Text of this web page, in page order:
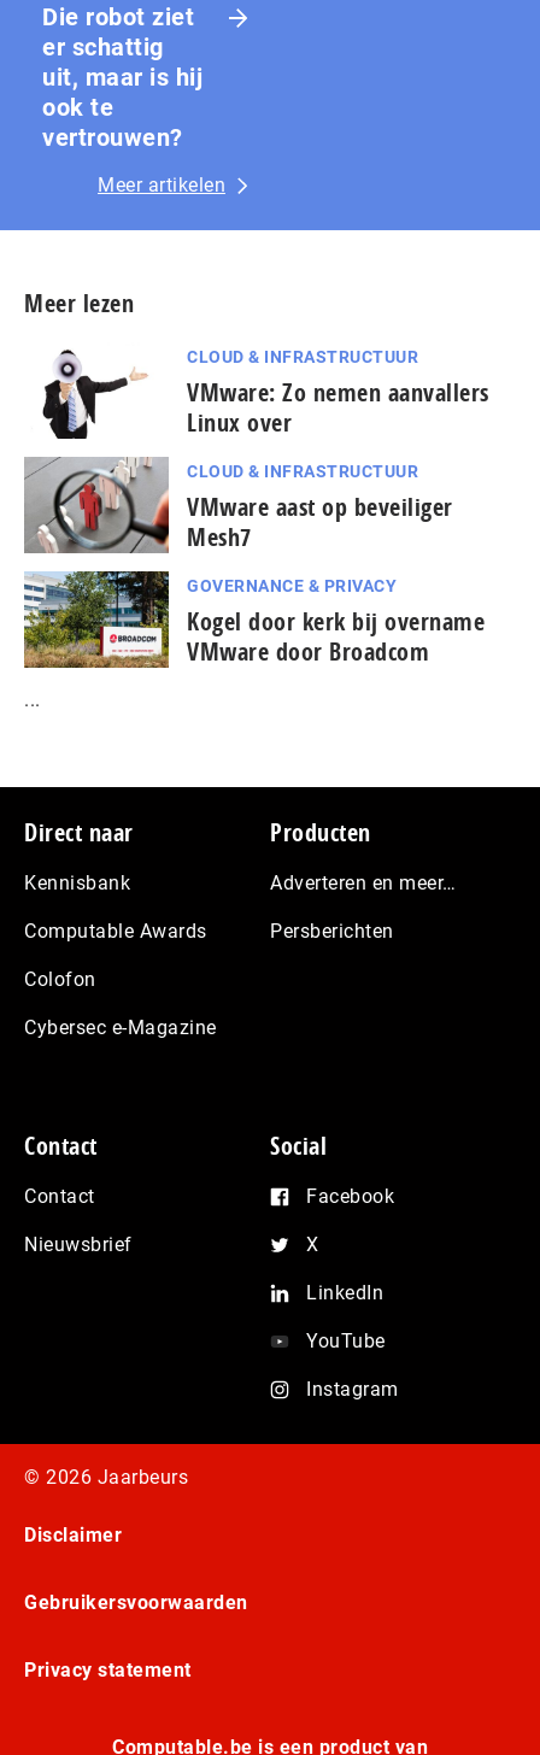
Die robot ziet
er schattig
uit, maar is hij
ook te
vertrouwen?
Meer artikelen
Meer lezen
CLOUD & INFRASTRUCTUUR
VMware: Zo nemen aanvallers
Linux over
CLOUD & INFRASTRUCTUUR
VMware aast op beveiliger
Mesh7
GOVERNANCE & PRIVACY
Kogel door kerk bij overname
VMware door Broadcom
...
Footer
Direct naar
Kennisbank
Computable Awards
Colofon
Cybersec e-Magazine
Producten
Adverteren en meer…
Persberichten
Contact
Contact
Nieuwsbrief
Social
Facebook
X
LinkedIn
YouTube
Instagram
© 2026 Jaarbeurs
Disclaimer
Gebruikersvoorwaarden
Privacy statement
Computable.be is een product van